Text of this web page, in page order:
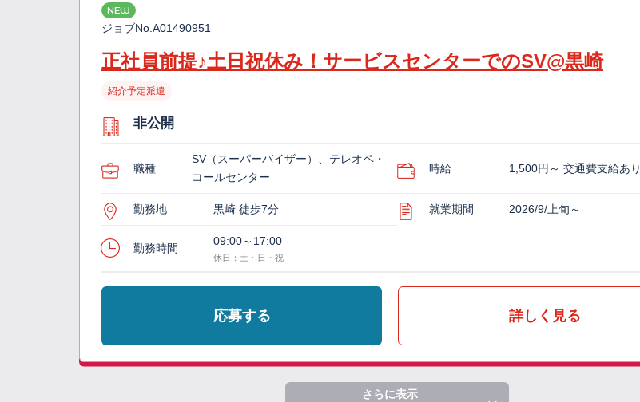
NEW
ジョブNo. A01490951
正社員前提♪土日祝休み！サービスセンターでのSV@黒崎
紹介予定派遣
非公開
職種
SV（スーパーバイザー）、テレオペ・
コールセンター
時給 1,500円～ 交通費支給あり
勤務地 黒崎 徒歩7分 就業期間 2026/9/上旬～
勤務時間
09:00～17:00
休日：土・日・祝
応募する 詳しく見る
さらに表示